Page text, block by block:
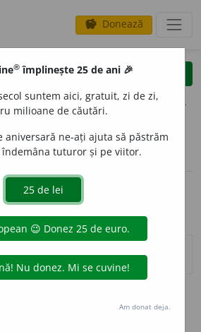
savings Donează
clear
opțiuni
volume_up (50)
® împlinește 25 de ani 🎉
suntem aici, gratuit, zi de zi,
milioane de căutări.
aniversară ne-ați ajuta să păstrăm
tuturor și pe viitor.
Am donat deja.